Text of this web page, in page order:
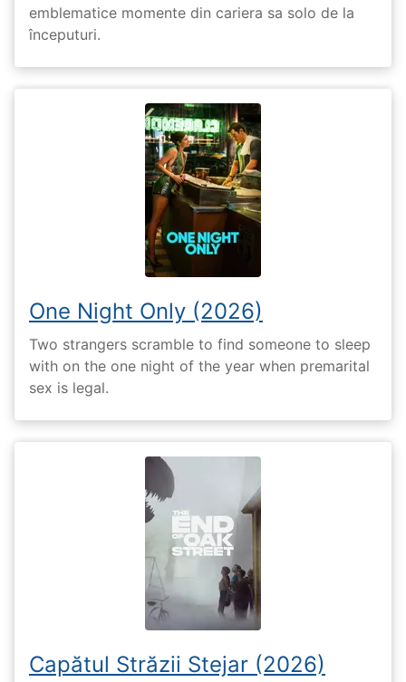
emblematice momente din cariera sa solo de la
începuturi.
One Night Only (2026)
Two strangers scramble to find someone to sleep
with on the one night of the year when premarital
sex is legal.
Capătul Străzii Stejar (2026)